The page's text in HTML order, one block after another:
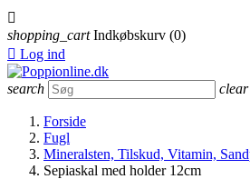

shopping_cart Indkøbskurv (0)
 Log ind
search clear
Forside
Fugl
Mineralsten, Tilskud, Vitamin,
Sepiaskal med holder 12cm